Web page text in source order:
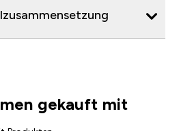
gekauft mit